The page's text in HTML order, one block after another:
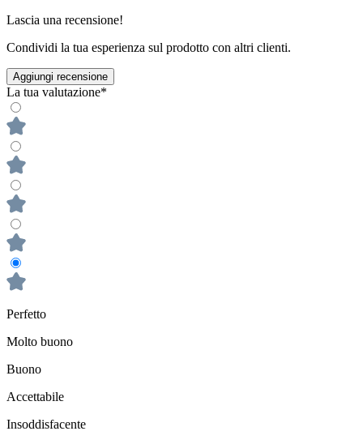
Lascia una recensione!
Condividi la tua esperienza sul prodotto con altri clienti.
Aggiungi recensione
La tua valutazione*
Perfetto
Molto buono
Buono
Accettabile
Insoddisfacente